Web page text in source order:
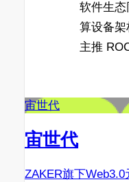
软件生
算设备
主推
宙世代
宙世代
ZAKER旗下Web3.0